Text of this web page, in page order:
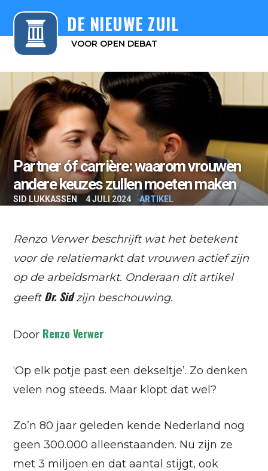
DE NIEUWE ZUIL
VOOR OPEN DEBAT
Partner óf carrière: waarom vrouwen
andere keuzes zullen moeten maken
SID LUKKASSEN 4 JULI 2024 ARTIKEL
Renzo Verwer beschrijft wat het betekent
voor de relatiemarkt dat vrouwen actief zijn
op de arbeidsmarkt. Onderaan dit artikel
geeftDr. Sidzijn beschouwing.
Door Renzo Verwer
‘Op elk potje past een dekseltje’. Zo denken
velen nog steeds. Maar klopt dat wel?
Zo’n 80 jaar geleden kende Nederland nog
geen 300.000 alleenstaanden. Nu zijn ze
met 3 miljoen en dat aantal stijgt, ook